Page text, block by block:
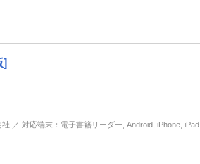
]
／ 対応端末：電子書籍リーダー, Android, iPhone, iPad,